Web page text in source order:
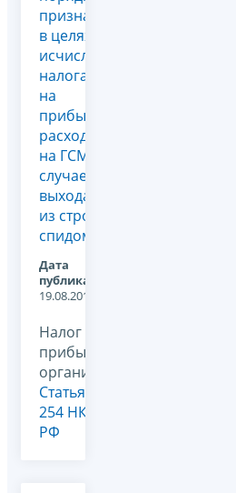
признания
в целях
исчисления
налога
на
прибыль
расходов
на ГСМ в
случае
выхода
из строя
спидометра
Дата
публикации:
19.08.2011
Налог на
прибыль
организаций,
Статья
254 НК
РФ